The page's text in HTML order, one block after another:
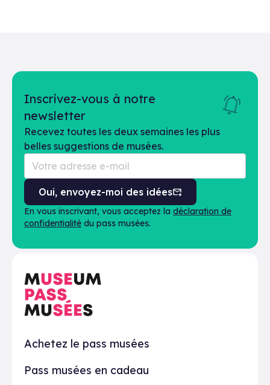
En pratique
Achetez le pass musées
Pass musées en cadeau
Inscrivez-vous à notre
newsletter
Recevez toutes les deux semaines les plus
belles suggestions de musées.
Oui, envoyez-moi des idées
En vous inscrivant, vous acceptez la déclaration de
confidentialité du pass musées.